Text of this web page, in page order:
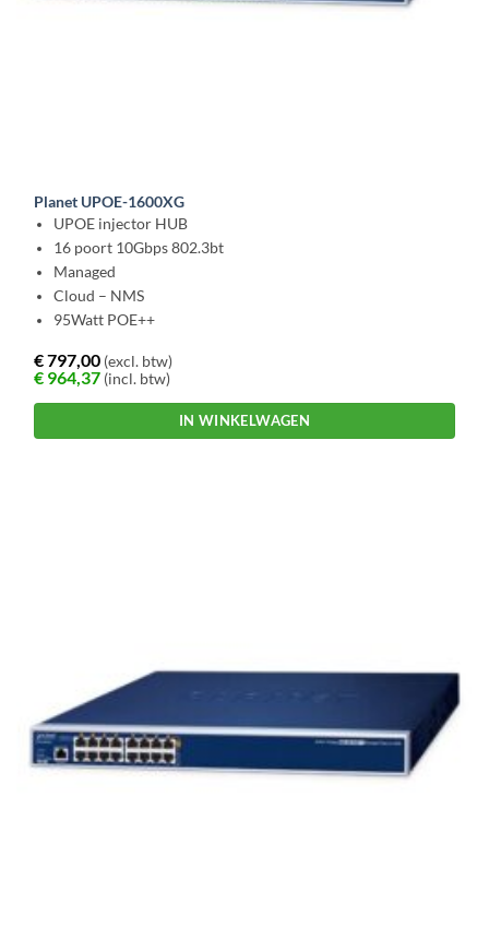
Planet UPOE-1600XG
UPOE injector HUB
16 poort 10Gbps 802.3bt
Managed
Cloud – NMS
95Watt POE++
€797,00 (excl. btw)
€ 964,37 (incl. btw)
IN WINKELWAGEN